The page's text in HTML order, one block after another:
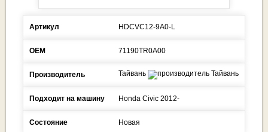
Артикул HDCVC12-9A0-L
ОЕМ 71190TR0A00
Производитель Тайвань
Подходит на машину Honda Civic 2012-
Состояние Новая